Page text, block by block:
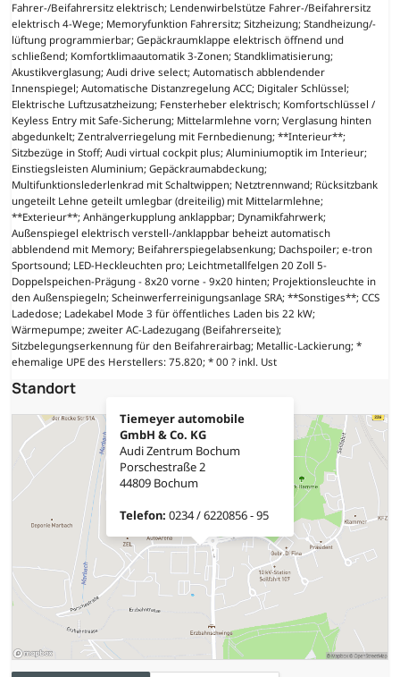
Fahrer-/Beifahrersitz elektrisch; Lendenwirbelstütze Fahrer-/Beifahrersitz
elektrisch 4-Wege; Memoryfunktion Fahrersitz; Sitzheizung; Standheizung/-
lüftung programmierbar; Gepäckraumklappe elektrisch öffnend und
schließend; Komfortklimaautomatik 3-Zonen; Standklimatisierung;
Akustikverglasung; Audi drive select; Automatisch abblendender
Innenspiegel; Automatische Distanzregelung ACC; Digitaler Schlüssel;
Elektrische Luftzusatzheizung; Fensterheber elektrisch; Komfortschlüssel /
Keyless Entry mit Safe-Sicherung; Mittelarmlehne vorn; Verglasung hinten
abgedunkelt; Zentralverriegelung mit Fernbedienung; **Interieur**;
Sitzbezüge in Stoff; Audi virtual cockpit plus; Aluminiumoptik im Interieur;
Einstiegsleisten Aluminium; Gepäckraumabdeckung;
Multifunktionslederlenkrad mit Schaltwippen; Netztrennwand; Rücksitzbank
ungeteilt Lehne geteilt umlegbar (dreiteilig) mit Mittelarmlehne;
**Exterieur**; Anhängerkupplung anklappbar; Dynamikfahrwerk;
Außenspiegel elektrisch verstell-/anklappbar beheizt automatisch
abblendend mit Memory; Beifahrerspiegelabsenkung; Dachspoiler; e-tron
Sportsound; LED-Heckleuchten pro; Leichtmetallfelgen 20 Zoll 5-
Doppelspeichen-Prägung - 8x20 vorne - 9x20 hinten; Projektionsleuchte in
den Außenspiegeln; Scheinwerferreinigungsanlage SRA; **Sonstiges**; CCS
Ladedose; Ladekabel Mode 3 für öffentliches Laden bis 22 kW;
Wärmepumpe; zweiter AC-Ladezugang (Beifahrerseite);
Sitzbelegungserkennung für den Beifahrerairbag; Metallic-Lackierung; *
ehemalige UPE des Herstellers: 75.820; * 00 ? inkl. Ust
Standort
Tiemeyer automobile
GmbH & Co. KG
Audi Zentrum Bochum
Porschestraße 2
44809 Bochum
Telefon: 0234 / 6220856 - 95